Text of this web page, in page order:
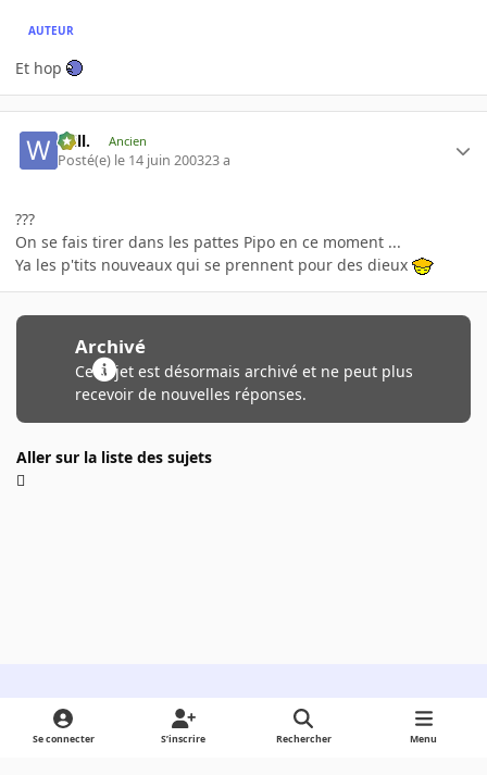
AUTEUR
Et hop
Will. Ancien
Posté(e) le 14 juin 200323 a
???
On se fais tirer dans les pattes Pipo en ce moment ...
Ya les p'tits nouveaux qui se prennent pour des dieux
Archivé
Ce sujet est désormais archivé et ne peut plus
recevoir de nouvelles réponses.
Aller sur la liste des sujets
Light ModeDark ModeSystem Preference
Se connecter S’inscrire Rechercher Menu